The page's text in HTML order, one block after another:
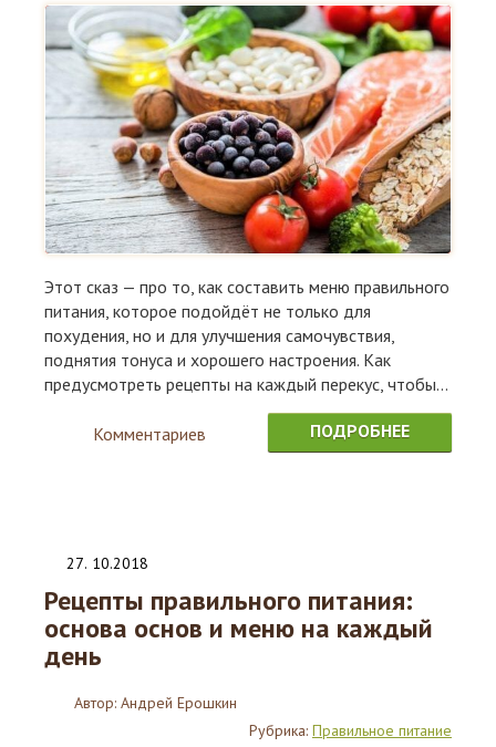
Этот сказ — про то, как составить меню правильного
питания, которое подойдёт не только для
похудения, но и для улучшения самочувствия,
поднятия тонуса и хорошего настроения. Как
предусмотреть рецепты на каждый перекус, чтобы...
Комментариев ПОДРОБНЕЕ
27. 10.2018
Рецепты правильного питания:
основа основ и меню на каждый
день
Автор: Андрей Ерошкин
Рубрика: Правильное питание